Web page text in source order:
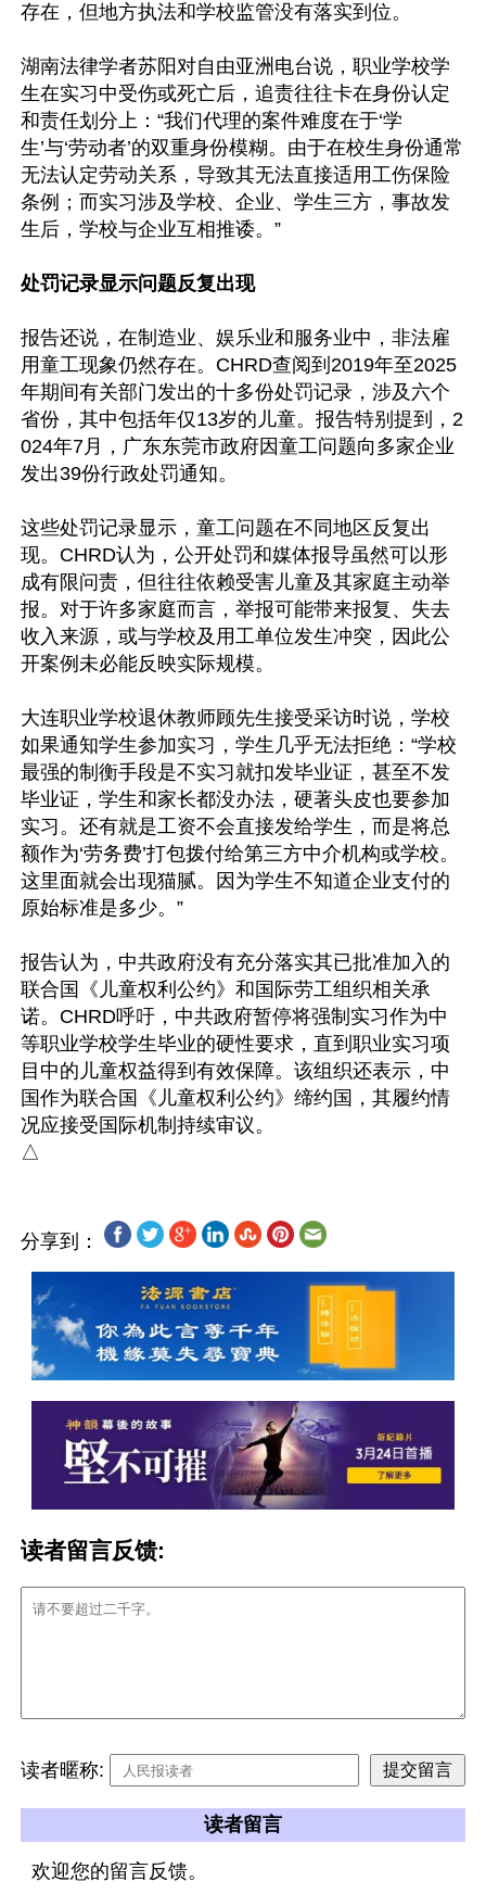
存在，但地方执法和学校监管没有落实到位。
湖南法律学者苏阳对自由亚洲电台说，职业学校学
生在实习中受伤或死亡后，追责往往卡在身份认定
和责任划分上：“我们代理的案件难度在于‘学
生’与‘劳动者’的双重身份模糊。由于在校生身份通常
无法认定劳动关系，导致其无法直接适用工伤保险
条例；而实习涉及学校、企业、学生三方，事故发
生后，学校与企业互相推诿。”
处罚记录显示问题反复出现
报告还说，在制造业、娱乐业和服务业中，非法雇
用童工现象仍然存在。CHRD查阅到2019年至2025
年期间有关部门发出的十多份处罚记录，涉及六个
省份，其中包括年仅13岁的儿童。报告特别提到，2
024年7月，广东东莞市政府因童工问题向多家企业
发出39份行政处罚通知。
这些处罚记录显示，童工问题在不同地区反复出
现。CHRD认为，公开处罚和媒体报导虽然可以形
成有限问责，但往往依赖受害儿童及其家庭主动举
报。对于许多家庭而言，举报可能带来报复、失去
收入来源，或与学校及用工单位发生冲突，因此公
开案例未必能反映实际规模。
大连职业学校退休教师顾先生接受采访时说，学校
如果通知学生参加实习，学生几乎无法拒绝：“学校
最强的制衡手段是不实习就扣发毕业证，甚至不发
毕业证，学生和家长都没办法，硬著头皮也要参加
实习。还有就是工资不会直接发给学生，而是将总
额作为‘劳务费’打包拨付给第三方中介机构或学校。
这里面就会出现猫腻。因为学生不知道企业支付的
原始标准是多少。”
报告认为，中共政府没有充分落实其已批准加入的
联合国《儿童权利公约》和国际劳工组织相关承
诺。CHRD呼吁，中共政府暂停将强制实习作为中
等职业学校学生毕业的硬性要求，直到职业实习项
目中的儿童权益得到有效保障。该组织还表示，中
国作为联合国《儿童权利公约》缔约国，其履约情
况应接受国际机制持续审议。
分享到：
读者留言反馈:
读者暱称:
读者留言
欢迎您的留言反馈。